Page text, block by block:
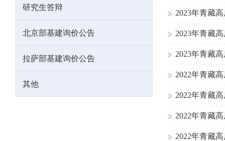
研究生答辩
北京部基建询价公告
拉萨部基建询价公告
其他
2023年青藏
2023年青藏
2023年青藏
2022年青藏
2022年青藏
2022年青藏
2022年青藏